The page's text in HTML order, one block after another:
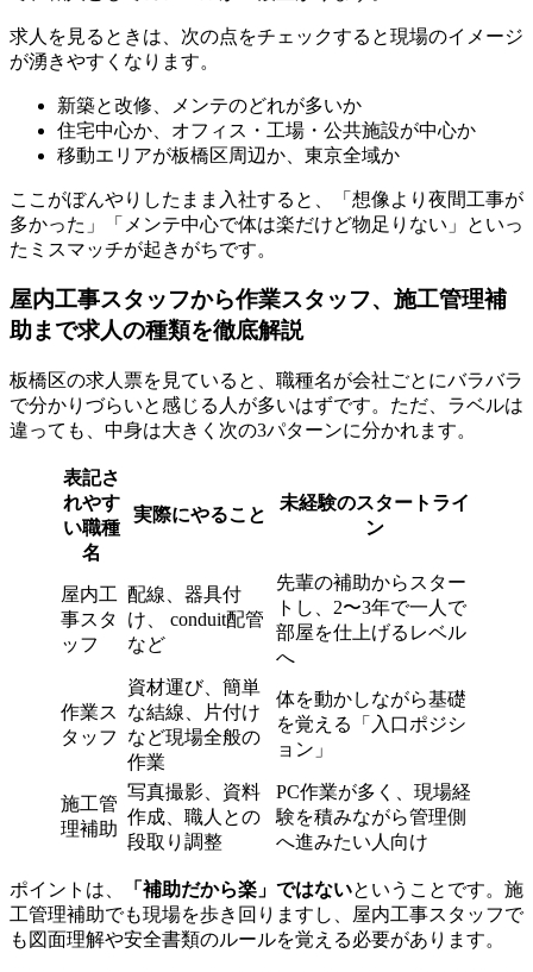
求人を見るときは、次の点をチェックすると現場のイメージ
が湧きやすくなります。
新築と改修、メンテのどれが多いか
住宅中心か、オフィス・工場・公共施設が中心か
移動エリアが板橋区周辺か、東京全域か
ここがぼんやりしたまま入社すると、「想像より夜間工事が
多かった」「メンテ中心で体は楽だけど物足りない」といっ
たミスマッチが起きがちです。
屋内工事スタッフから作業スタッフ、施工管理補
助まで求人の種類を徹底解説
板橋区の求人票を見ていると、職種名が会社ごとにバラバラ
で分かりづらいと感じる人が多いはずです。ただ、ラベルは
違っても、中身は大きく次の3パターンに分かれます。
表記さ
れやす
い職種
名
実際にやること
未経験のスタートライ
ン
屋内工
事スタ
ッフ
配線、器具付
け、 conduit配管
など
先輩の補助からスター
トし、2〜3年で一人で
部屋を仕上げるレベル
へ
作業ス
タッフ
資材運び、簡単
な結線、片付け
など現場全般の
作業
体を動かしながら基礎
を覚える「入口ポジシ
ョン」
施工管
理補助
写真撮影、資料
作成、職人との
段取り調整
PC作業が多く、現場経
験を積みながら管理側
へ進みたい人向け
ポイントは、 「補助だから楽」ではないということです。施
工管理補助でも現場を歩き回りますし、屋内工事スタッフで
も図面理解や安全書類のルールを覚える必要があります。